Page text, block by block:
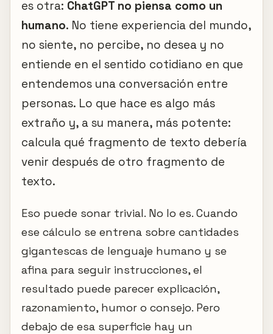
es otra: ChatGPT no piensa como un
humano. No tiene experiencia del mundo,
no siente, no percibe, no desea y no
entiende en el sentido cotidiano en que
entendemos una conversación entre
personas. Lo que hace es algo más
extraño y, a su manera, más potente:
calcula qué fragmento de texto debería
venir después de otro fragmento de
texto.
Eso puede sonar trivial. No lo es. Cuando
ese cálculo se entrena sobre cantidades
gigantescas de lenguaje humano y se
afina para seguir instrucciones, el
resultado puede parecer explicación,
razonamiento, humor o consejo. Pero
debajo de esa superficie hay un